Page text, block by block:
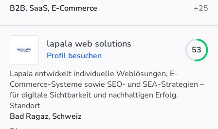
B2B, SaaS, E-Commerce
+25
lapala web solutions
Profil besuchen
53
Lapala entwickelt individuelle Weblösungen, E-
Commerce-Systeme sowie SEO- und SEA-Strategien –
für digitale Sichtbarkeit und nachhaltigen Erfolg.
Standort
Bad Ragaz, Schweiz